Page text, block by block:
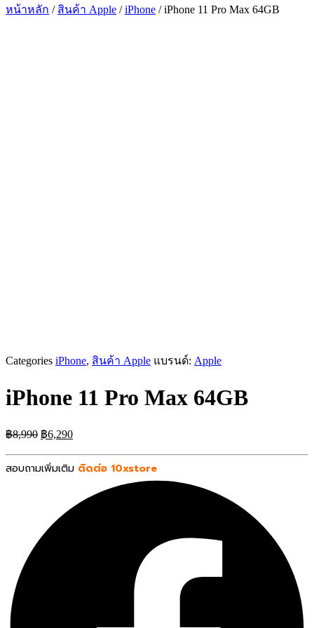
หน้าหลัก / สินค้า Apple /iPhone / iPhone 11 Pro Max 64GB
Categories iPhone, สินค้า Apple แบรนด์: Apple
iPhone 11 Pro Max 64GB
฿8,990 Original
price
was:
฿8,990.
฿6,290Current
price
is:
฿6,290.
สอบถามเพิ่มเติม ติดต่อ 10xstore